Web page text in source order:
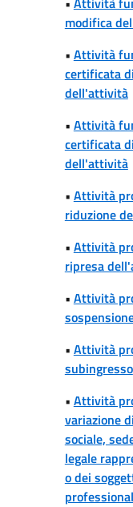
modifica
• Attività
certificata
dell'attività
• Attività
certificata
dell'attività
• Attività
riduzione
• Attività
ripresa
• Attività
• Attività
subingresso
• Attività
variazione
sociale,
legale
o dei